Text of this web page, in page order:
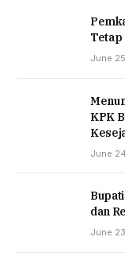
Tetap
June
KPK
June
dan
June